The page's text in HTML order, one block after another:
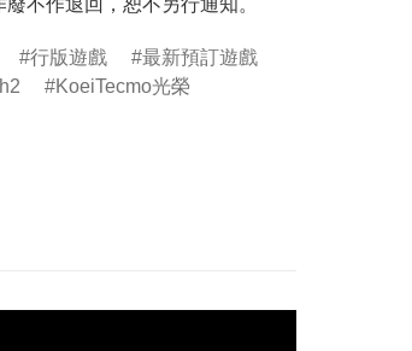
不作退回，恕不另行通知。
行版遊戲
最新預訂遊戲
KoeiTecmo光榮